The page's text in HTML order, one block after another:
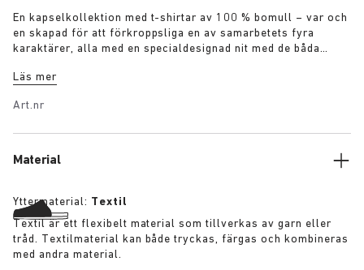
En kapselkollektion med t-shirtar av 100 % bomull – var och
en skapad för att förkroppsliga en av samarbetets fyra
karaktärer, alla med en specialdesignad nit med de båda
med virkad blomsterapplikation Konstnären – Vitfärgad t-
pondus Samlaren – Klassisk t-shirt i marinblå färgton Fler
Läs mer
Art.nr
Material
Yttermaterial: Textil
Textil är ett flexibelt material som tillverkas av garn eller
tråd. Textilmaterial kan både tryckas, färgas och kombineras
med andra material.